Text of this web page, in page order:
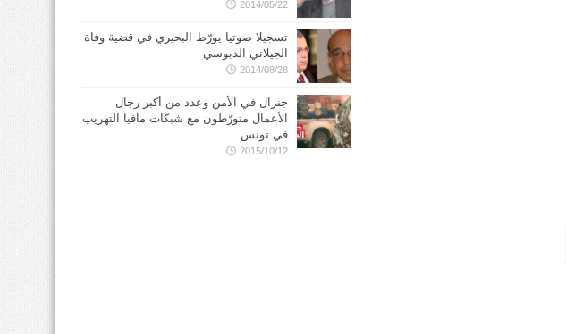
2014/05/22
تسجيلا صوتيا يورّط البحيري في قضية وفاة
الجيلاني الدبوسي
2014/08/28
جنرال في الأمن وعدد من أكبر رجال
الأعمال متورّطون مع شبكات مافيا التهريب
في تونس
2015/10/12